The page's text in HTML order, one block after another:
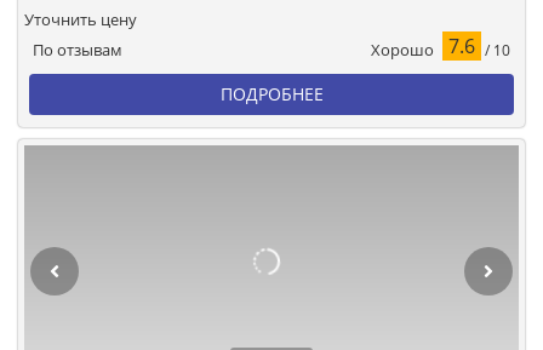
По отзывам Хорошо 7.6 / 10
Уточнить цену
ПОДРОБНЕЕ